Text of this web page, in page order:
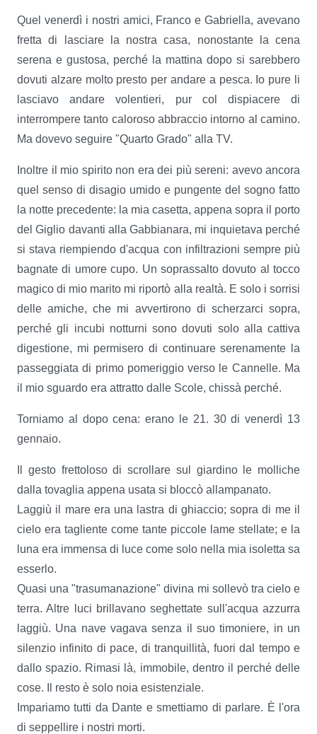
Quel venerdì i nostri amici, Franco e Gabriella, avevano
fretta di lasciare la nostra casa, nonostante la cena
serena e gustosa, perché la mattina dopo si sarebbero
dovuti alzare molto presto per andare a pesca. Io pure li
lasciavo andare volentieri, pur col dispiacere di
interrompere tanto caloroso abbraccio intorno al camino.
Ma dovevo seguire "Quarto Grado" alla TV.
Inoltre il mio spirito non era dei più sereni: avevo ancora
quel senso di disagio umido e pungente del sogno fatto
la notte precedente: la mia casetta, appena sopra il porto
del Giglio davanti alla Gabbianara, mi inquietava perché
si stava riempiendo d'acqua con infiltrazioni sempre più
bagnate di umore cupo. Un soprassalto dovuto al tocco
magico di mio marito mi riportò alla realtà. E solo i sorrisi
delle amiche, che mi avvertirono di scherzarci sopra,
perché gli incubi notturni sono dovuti solo alla cattiva
digestione, mi permisero di continuare serenamente la
passeggiata di primo pomeriggio verso le Cannelle. Ma
il mio sguardo era attratto dalle Scole, chissà perché.
Torniamo al dopo cena: erano le 21. 30 di venerdì 13
gennaio.
Il gesto frettoloso di scrollare sul giardino le molliche
dalla tovaglia appena usata si bloccò allampanato.
Laggiù il mare era una lastra di ghiaccio; sopra di me il
cielo era tagliente come tante piccole lame stellate; e la
luna era immensa di luce come solo nella mia isoletta sa
esserlo.
Quasi una "trasumanazione" divina mi sollevò tra cielo e
terra. Altre luci brillavano seghettate sull'acqua azzurra
laggiù. Una nave vagava senza il suo timoniere, in un
silenzio infinito di pace, di tranquillità, fuori dal tempo e
dallo spazio. Rimasi là, immobile, dentro il perché delle
cose. Il resto è solo noia esistenziale.
Impariamo tutti da Dante e smettiamo di parlare. È l'ora
di seppellire i nostri morti.